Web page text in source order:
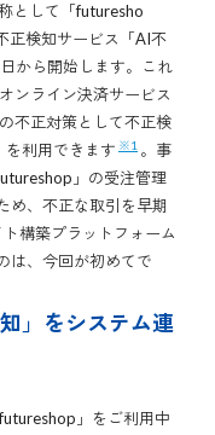
として「futuresho
正検知サービス「AI不
から開始します。これ
ンライン決済サービス
不正対策として不正検
利用できます ※1 。事
」の受注管理
め、不正な取引を早期
構築プラットフォーム
は、今回が初めてで
」をシステム連
」をご利用中